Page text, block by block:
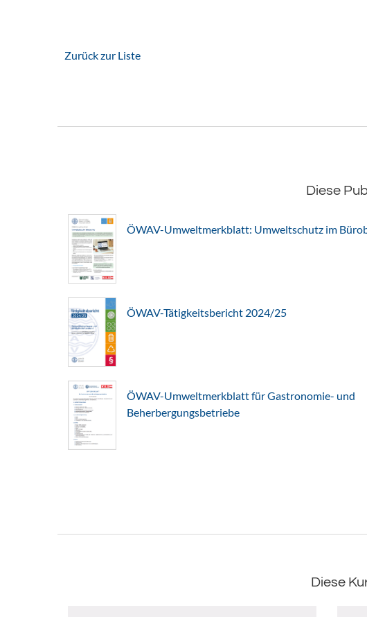
Zurück zur Liste
Diese
ÖWAV-Umweltmerkblatt: Umweltschutz im
ÖWAV-Tätigkeitsbericht 2024/25
ÖWAV-Umweltmerkblatt für Gastronomie- und
Beherbergungsbetriebe
Diese